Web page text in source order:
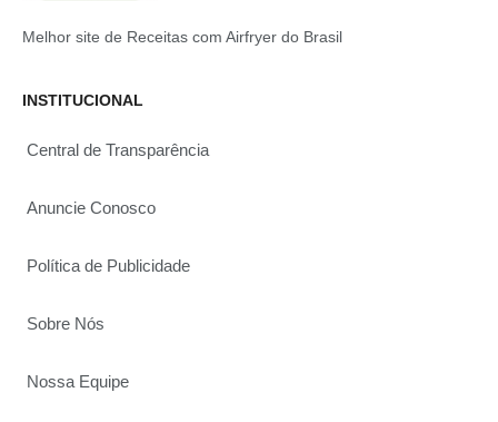
Melhor site de Receitas com Airfryer do Brasil
INSTITUCIONAL
Central de Transparência
Anuncie Conosco
Política de Publicidade
Sobre Nós
Nossa Equipe